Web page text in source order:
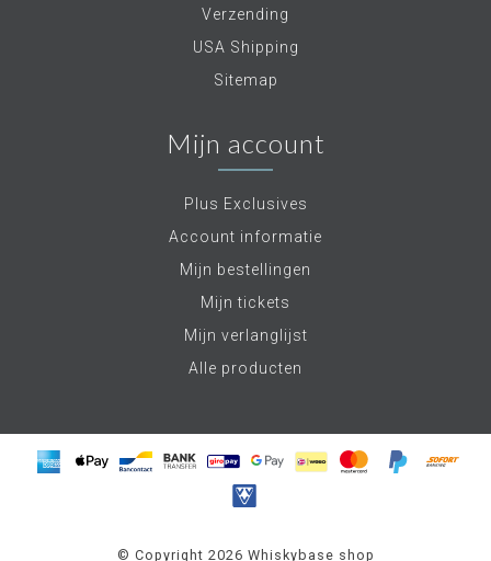
Verzending
USA Shipping
Sitemap
Mijn account
Plus Exclusives
Account informatie
Mijn bestellingen
Mijn tickets
Mijn verlanglijst
Alle producten
© Copyright 2026 Whiskybase shop